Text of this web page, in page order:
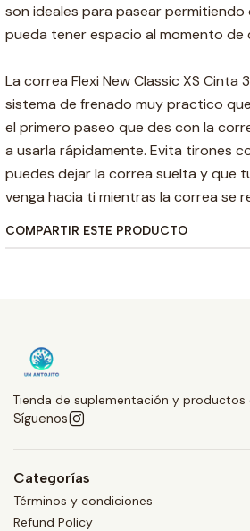
son ideales para pasear
pueda tener espacio al momento de
La correa Flexi New Classic XS Cinta
sistema de frenado muy practico
el primero paseo que des con la
a usarla rápidamente. Evita tirones
puedes dejar la correa suelta y que
venga hacia ti mientras la correa se
COMPARTIR ESTE PRODUCTO
Tienda de suplementación y
Síguenos
Categorías
Términos y condiciones
Refund Policy